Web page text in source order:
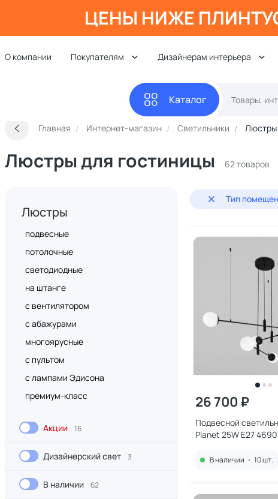
ЦЕНЫ НИЖЕ
О компании Покупателям Дизайнерам интерьера
Каталог
Главная Интернет-магазин Светильники Люстры
Люстры для гостиницы 62 товаров
Люстры
подвесные
потолочные
светодиодные
на штанге
с вентилятором
с абажурами
многоярусные
с пультом
с лампами Эдисона
премиум-класс
Акции 16
Дизайнерский свет 3
В наличии 62
Тип
26 700 ₽
Подвесной
Planet 25W E27
В наличии • 10 шт.